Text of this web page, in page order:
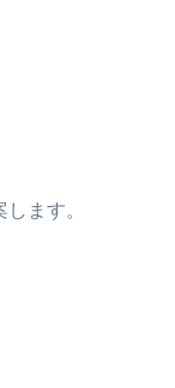
ます。